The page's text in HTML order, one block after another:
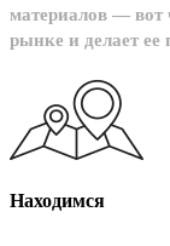
материалов — вот
рынке и делает ее
Находимся